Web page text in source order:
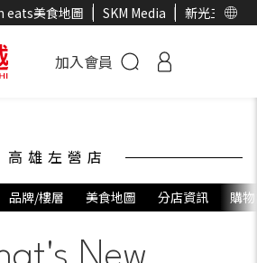
eats美食地圖 SKM Media 新光三越官
加入會員
高雄左營店
品牌/樓層 美食地圖 分店資訊 購